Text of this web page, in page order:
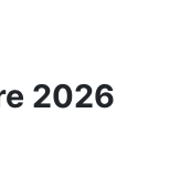
2026